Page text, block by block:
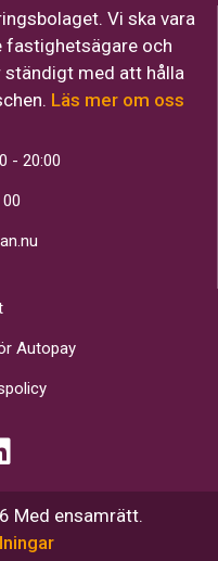
Vi ska vara
fastighetsägare och
med att hålla
Läs mer om oss
- 20:00
Autopay
Med ensamrätt.